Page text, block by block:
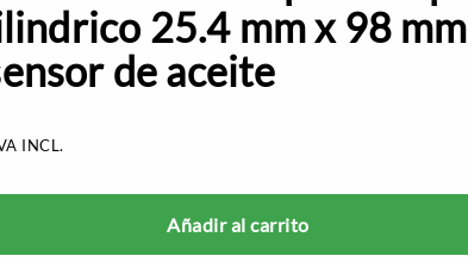
25.4 mm x 98 mm
de aceite
INCL.
Añadir al carrito